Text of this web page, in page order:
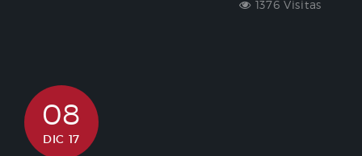
1376 Visitas
08
DIC 17